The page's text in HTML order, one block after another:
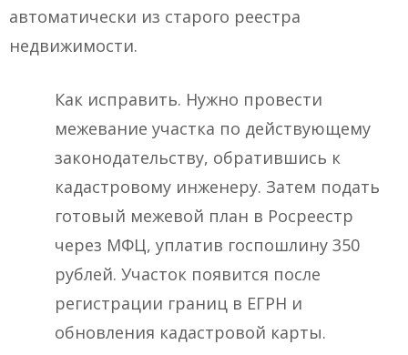
автоматически из старого реестра
недвижимости.
Как исправить. Нужно провести
межевание участка по действующему
законодательству, обратившись к
кадастровому инженеру. Затем подать
готовый межевой план в Росреестр
через МФЦ, уплатив госпошлину 350
рублей. Участок появится после
регистрации границ в ЕГРН и
обновления кадастровой карты.